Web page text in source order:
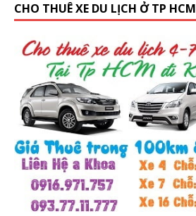
CHO THUÊ XE DU LỊCH Ở TP HCM